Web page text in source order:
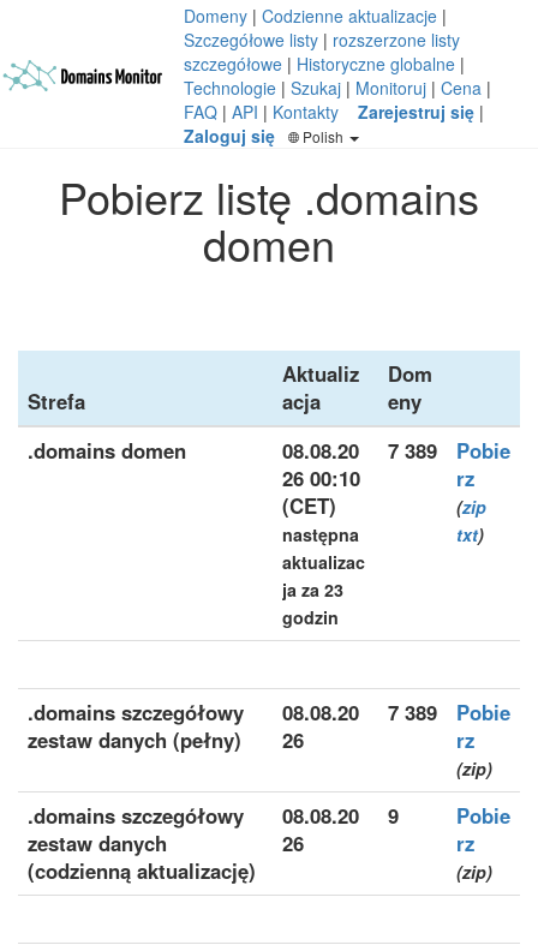
Domeny | Codzienne aktualizacje |
Szczegółowe listy | rozszerzone listy
szczegółowe | Historyczne globalne |
Technologie | Szukaj | Monitoruj | Cena |
FAQ | API | Kontakty Zarejestruj się |
Zaloguj się
Polish
Pobierz listę .domains
domen
Strefa
Aktualiz
acja
Dom
eny
.domains domen
08.08.20
26 00:10
(CET)
następna
aktualizac
ja za 23
godzin
7 389
Pobie
rz
(zip
txt)
.domains szczegółowy
zestaw danych (pełny)
08.08.20
26
7 389
Pobie
rz
(zip)
.domains szczegółowy
zestaw danych
(codzienną aktualizację)
08.08.20
26
9
Pobie
rz
(zip)